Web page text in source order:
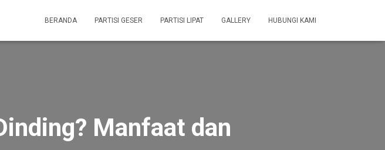
BERANDA PARTISI GESER PARTISI LIPAT GALLERY HUBUNGI KAMI
Manfaat dan